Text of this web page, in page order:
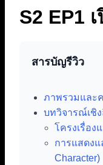
S2 EP1
สารบัญรีวิว
ภาพรวมและ
บทวิจารณ์เชิ
โครงเรื่อง
การแสดงแ
Character)